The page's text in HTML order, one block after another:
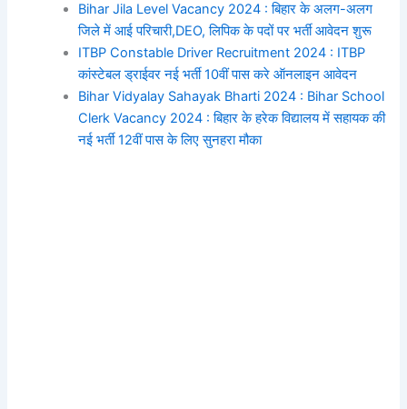
Bihar Jila Level Vacancy 2024 : बिहार के अलग-अलग
जिले में आई परिचारी,DEO, लिपिक के पदों पर भर्ती आवेदन शुरू
ITBP Constable Driver Recruitment 2024 : ITBP
कांस्टेबल ड्राईवर नई भर्ती 10वीं पास करे ऑनलाइन आवेदन
Bihar Vidyalay Sahayak Bharti 2024 : Bihar School
Clerk Vacancy 2024 : बिहार के हरेक विद्यालय में सहायक की
नई भर्ती 12वीं पास के लिए सुनहरा मौका